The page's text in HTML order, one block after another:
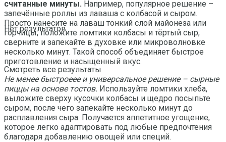
Нет результатов
Смотреть все результаты
считанные минуты. Например, популярное решение –
запечённые роллы из лаваша с колбасой и сыром.
Просто нанесите на лаваш тонкий слой майонеза или
горчицы, положите ломтики колбасы и тёртый сыр,
сверните и запекайте в духовке или микроволновке
несколько минут. Такой способ объединяет быстрое
приготовление и насыщенный вкус.
Не менее быстроеее и универсальное решение – сырные
пиццы на основе тостов. Используйте ломтики хлеба,
выложите сверху кусочки колбасы и щедро посыпьте
сыром, после чего запекайте несколько минут до
расплавления сыра. Получается аппетитное угощение,
которое легко адаптировать под любые предпочтения
благодаря добавлению овощей или специй.